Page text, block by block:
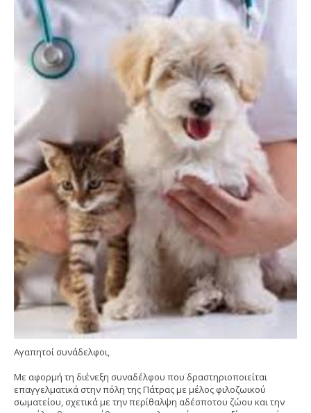
Αγαπητοί συνάδελφοι,
Με αφορμή τη διένεξη συναδέλφου που δραστηριοποιείται
επαγγελματικά στην πόλη της Πάτρας με μέλος φιλοζωικού
σωματείου, σχετικά με την περίθαλψη αδέσποτου ζώου και την